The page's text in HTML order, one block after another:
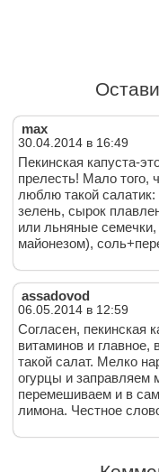
max
30.04.2014 в 16:49
Пекинская капуста-
прелесть! Мало того,
люблю такой салатик:
зелень, сырок
или льняные
майонезом),
assadovod
06.05.2014 в 12:59
Согласен, пекинская
витаминов и
такой салат. Мелко
огурцы и заправляем
перемешиваем и в
лимона. Честное